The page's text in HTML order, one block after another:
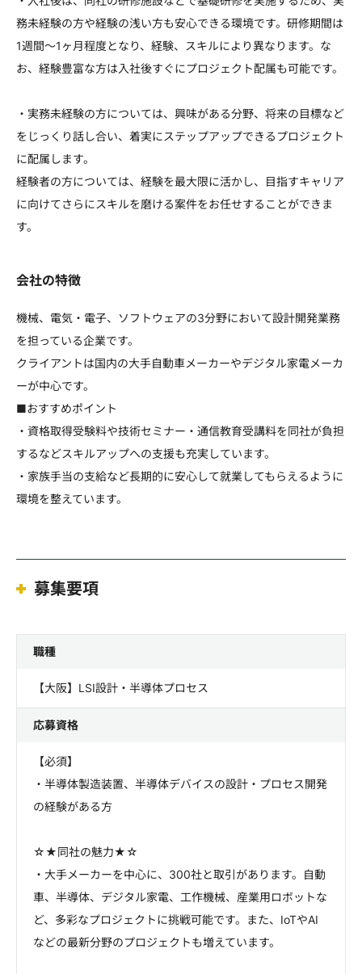
務未経験の方や経験の浅い方も安心できる環境です。研修期間は
1週間～1ヶ月程度となり、経験、スキルにより異なります。な
お、経験豊富な方は入社後すぐにプロジェクト配属も可能です。
・実務未経験の方については、興味がある分野、将来の目標など
をじっくり話し合い、着実にステップアップできるプロジェクト
に配属します。
経験者の方については、経験を最大限に活かし、目指すキャリア
に向けてさらにスキルを磨ける案件をお任せすることができま
す。
会社の特徴
機械、電気・電子、ソフトウェアの3分野において設計開発業務
を担っている企業です。
クライアントは国内の大手自動車メーカーやデジタル家電メーカ
ーが中心です。
■おすすめポイント
・資格取得受験料や技術セミナー・通信教育受講料を同社が負担
するなどスキルアップへの支援も充実しています。
・家族手当の支給など長期的に安心して就業してもらえるように
環境を整えています。
募集要項
職種
【大阪】LSI設計・半導体プロセス
応募資格
【必須】
・半導体製造装置、半導体デバイスの設計・プロセス開発
の経験がある方
☆★同社の魅力★☆
・大手メーカーを中心に、300社と取引があります。自動
車、半導体、デジタル家電、工作機械、産業用ロボットな
ど、多彩なプロジェクトに挑戦可能です。また、IoTやAI
などの最新分野のプロジェクトも増えています。